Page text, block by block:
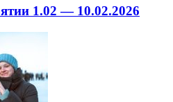
1.02 — 10.02.2026